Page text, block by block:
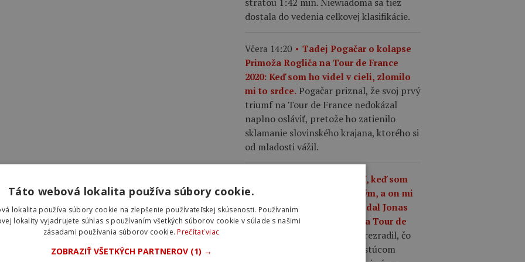
dostala do vedenia celkovej klasifikácie.
Včera 14:20
Tadej Pogačar o kolapse
Primoža Rogliča na Tour de France
2020: Keď som ho videl v cieli, zlomilo
mi to srdce. Pogačar priznal, že svoj prvý
triumf na Tour de France nedokázal
naplno osláviť, pretože ho zatienilo
sklamanie slovinského krajana, ktorého si
od mladosti vážil.
„Čo mám robiť, keď som
lepší ako kedykoľvek predtým, a on mi
napriek tomu odíde?,“ povedal Jonas
Vingegaard o Pogačarovi na Tour de
Mattias Skjelmose prezradil, čo
mu povedal Vingegaard o rastúcom
Táto webová lokalita používa súbory cookie.
lokalita používa súbory cookie na zlepšenie používateľskej skúsenosti. Používaním
lokality vyjadrujete súhlas s používaním všetkých súborov cookie v súlade s našimi
zásadami používania súborov cookie.Prečítať viac
ZOBRAZIŤ VŠETKÝCH PARTNEROV (1) →